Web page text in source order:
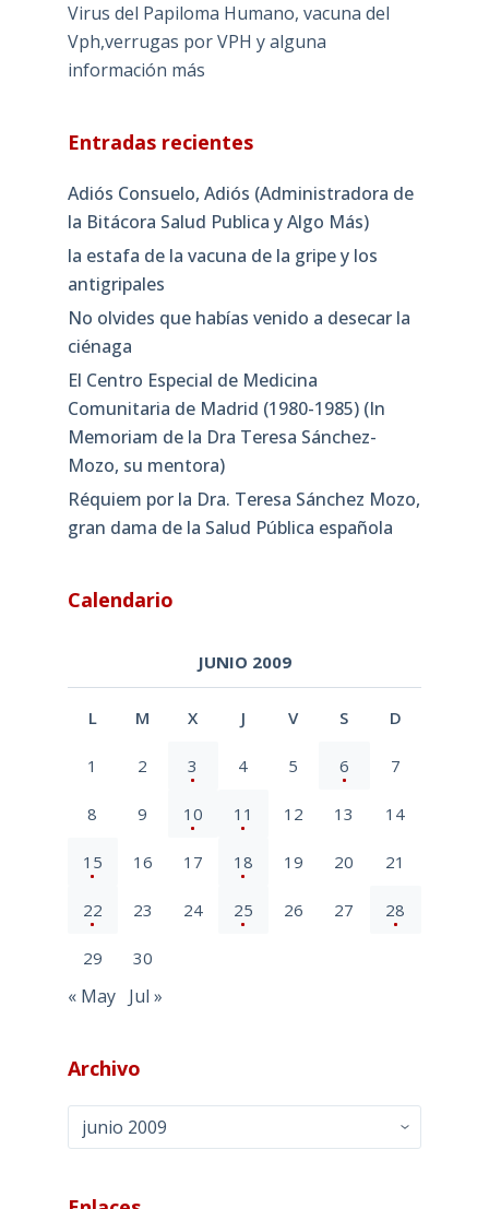
Virus del Papiloma Humano, vacuna del
Vph,verrugas por VPH y alguna
información más
Entradas recientes
Adiós Consuelo, Adiós (Administradora de
la Bitácora Salud Publica y Algo Más)
la estafa de la vacuna de la gripe y los
antigripales
No olvides que habías venido a desecar la
ciénaga
El Centro Especial de Medicina
Comunitaria de Madrid (1980-1985) (In
Memoriam de la Dra Teresa Sánchez-
Mozo, su mentora)
Réquiem por la Dra. Teresa Sánchez Mozo,
gran dama de la Salud Pública española
Calendario
JUNIO 2009
L M X J V S D
1 2 3 4 5 6 7
8 9 10 11 12 13 14
15 16 17 18 19 20 21
22 23 24 25 26 27 28
29 30
« May Jul »
Archivo
Archivo